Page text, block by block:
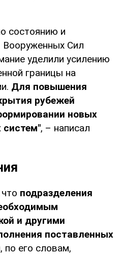
состоянию и
Вооруженных Сил
уделили усилению
границы на
Для повышения
рубежей
новых
систем", – написал
подразделения
и другими
поставленных
по его словам,